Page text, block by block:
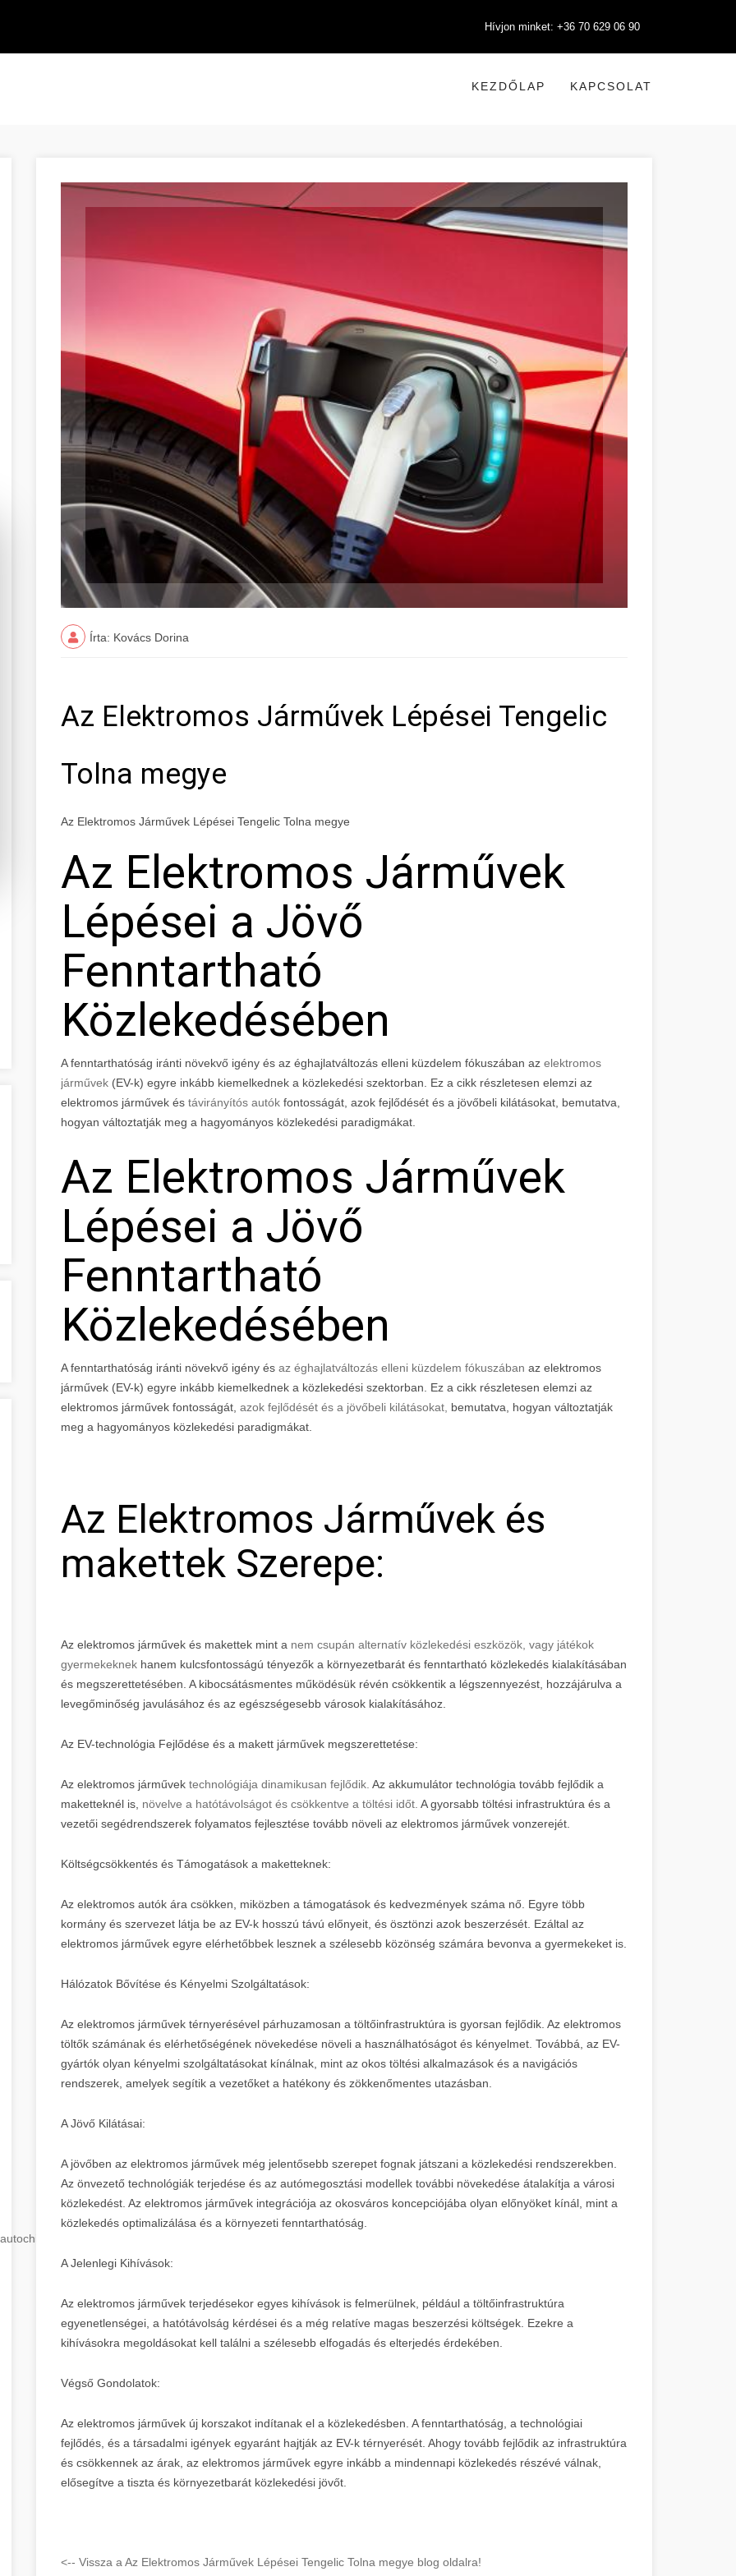
Hívjon minket: +36 70 629 06 90
KEZDŐLAP KAPCSOLAT
Írta: Kovács Dorina
Az Elektromos Járművek Lépései Tengelic
Tolna megye
Az Elektromos Járművek Lépései Tengelic Tolna megye
Az Elektromos Járművek
Lépései a Jövő
Fenntartható
Közlekedésében
A fenntarthatóság iránti növekvő igény és az éghajlatváltozás elleni küzdelem fókuszában az elektromos
járművek (EV-k) egyre inkább kiemelkednek a közlekedési szektorban. Ez a cikk részletesen elemzi az
elektromos járművek és távirányítós autók fontosságát, azok fejlődését és a jövőbeli kilátásokat, bemutatva,
hogyan változtatják meg a hagyományos közlekedési paradigmákat.
Az Elektromos Járművek
Lépései a Jövő
Fenntartható
Közlekedésében
A fenntarthatóság iránti növekvő igény és az éghajlatváltozás elleni küzdelem fókuszában az elektromos
járművek (EV-k) egyre inkább kiemelkednek a közlekedési szektorban. Ez a cikk részletesen elemzi az
elektromos járművek fontosságát, azok fejlődését és a jövőbeli kilátásokat, bemutatva, hogyan változtatják
meg a hagyományos közlekedési paradigmákat.
Az Elektromos Járművek és
makettek Szerepe:
Az elektromos járművek és makettek mint a nem csupán alternatív közlekedési eszközök, vagy játékok
gyermekeknek hanem kulcsfontosságú tényezők a környezetbarát és fenntartható közlekedés kialakításában
és megszerettetésében. A kibocsátásmentes működésük révén csökkentik a légszennyezést, hozzájárulva a
levegőminőség javulásához és az egészségesebb városok kialakításához.
Az EV-technológia Fejlődése és a makett járművek megszerettetése:
Az elektromos járművek technológiája dinamikusan fejlődik. Az akkumulátor technológia tovább fejlődik a
maketteknél is, növelve a hatótávolságot és csökkentve a töltési időt. A gyorsabb töltési infrastruktúra és a
vezetői segédrendszerek folyamatos fejlesztése tovább növeli az elektromos járművek vonzerejét.
Költségcsökkentés és Támogatások a maketteknek:
Az elektromos autók ára csökken, miközben a támogatások és kedvezmények száma nő. Egyre több
kormány és szervezet látja be az EV-k hosszú távú előnyeit, és ösztönzi azok beszerzését. Ezáltal az
elektromos járművek egyre elérhetőbbek lesznek a szélesebb közönség számára bevonva a gyermekeket is.
Hálózatok Bővítése és Kényelmi Szolgáltatások:
Az elektromos járművek térnyerésével párhuzamosan a töltőinfrastruktúra is gyorsan fejlődik. Az elektromos
töltők számának és elérhetőségének növekedése növeli a használhatóságot és kényelmet. Továbbá, az EV-
gyártók olyan kényelmi szolgáltatásokat kínálnak, mint az okos töltési alkalmazások és a navigációs
rendszerek, amelyek segítik a vezetőket a hatékony és zökkenőmentes utazásban.
A Jövő Kilátásai:
A jövőben az elektromos járművek még jelentősebb szerepet fognak játszani a közlekedési rendszerekben.
Az önvezető technológiák terjedése és az autómegosztási modellek további növekedése átalakítja a városi
közlekedést. Az elektromos járművek integrációja az okosváros koncepciójába olyan előnyöket kínál, mint a
közlekedés optimalizálása és a környezeti fenntarthatóság.
A Jelenlegi Kihívások:
Az elektromos járművek terjedésekor egyes kihívások is felmerülnek, például a töltőinfrastruktúra
egyenetlenségei, a hatótávolság kérdései és a még relatíve magas beszerzési költségek. Ezekre a
kihívásokra megoldásokat kell találni a szélesebb elfogadás és elterjedés érdekében.
Végső Gondolatok:
Az elektromos járművek új korszakot indítanak el a közlekedésben. A fenntarthatóság, a technológiai
fejlődés, és a társadalmi igények egyaránt hajtják az EV-k térnyerését. Ahogy tovább fejlődik az infrastruktúra
és csökkennek az árak, az elektromos járművek egyre inkább a mindennapi közlekedés részévé válnak,
elősegítve a tiszta és környezetbarát közlekedési jövőt.
<-- Vissza a Az Elektromos Járművek Lépései Tengelic Tolna megye blog oldalra!